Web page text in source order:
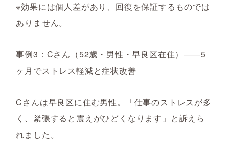
※効果には個人差があり、回復を保証するものでは
ありません。
事例3：Cさん（52歳・男性・早良区在住）――5
ヶ月でストレス軽減と症状改善
Cさんは早良区に住む男性。「仕事のストレスが多
く、緊張すると震えがひどくなります」と訴えら
れました。